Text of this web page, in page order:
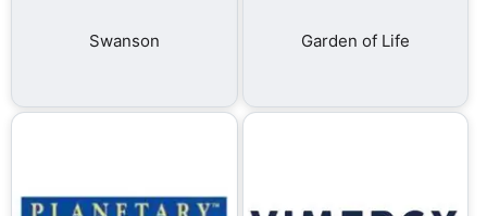
Swanson Garden of Life